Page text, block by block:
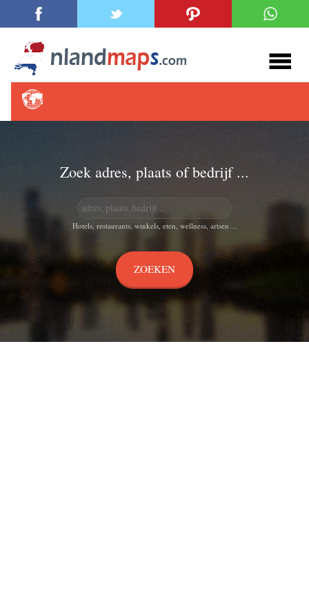
Zoek adres, plaats of bedrijf ...
Hotels, restaurants, winkels, eten, wellness, artsen ...